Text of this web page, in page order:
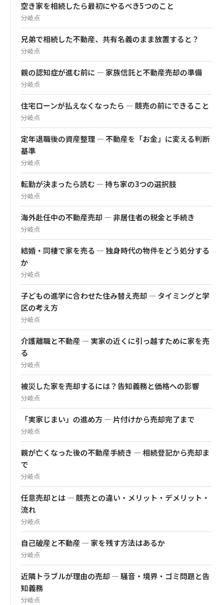
空き家を相続したら最初にやるべき5つのこと
分岐点
兄弟で相続した不動産、共有名義のまま放置すると？
分岐点
親の認知症が進む前に — 家族信託と不動産売却の準備
分岐点
住宅ローンが払えなくなったら — 競売の前にできること
分岐点
定年退職後の資産整理 — 不動産を「お金」に変える判断
基準
分岐点
転勤が決まったら読む — 持ち家の3つの選択肢
分岐点
海外赴任中の不動産売却 — 非居住者の税金と手続き
分岐点
結婚・同棲で家を売る — 独身時代の物件をどう処分する
か
分岐点
子どもの進学に合わせた住み替え売却 — タイミングと学
区の考え方
分岐点
介護離職と不動産 — 実家の近くに引っ越すために家を売
る
分岐点
被災した家を売却するには？告知義務と価格への影響
分岐点
「実家じまい」の進め方 — 片付けから売却完了まで
分岐点
親が亡くなった後の不動産手続き — 相続登記から売却ま
で
分岐点
任意売却とは — 競売との違い・メリット・デメリット・
流れ
分岐点
自己破産と不動産 — 家を残す方法はあるか
分岐点
近隣トラブルが理由の売却 — 騒音・境界・ゴミ問題と告
知義務
分岐点